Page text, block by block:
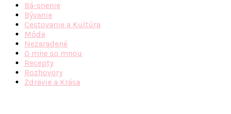
Bá-snenie
Bývanie
Cestovanie a Kultúra
Móda
Nezaradené
O mne so mnou
Recepty
Rozhovory
Zdravie a Krása